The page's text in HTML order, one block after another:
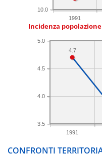
1991
10.0
Incidenza
1991
3.5
4.0
4.5
5.0
4.7
CONFRONTI